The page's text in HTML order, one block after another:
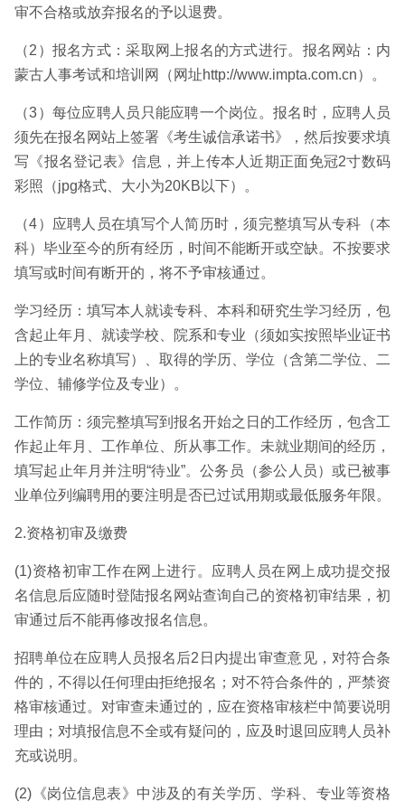
审不合格或放弃报名的予以退费。
（2）报名方式：采取网上报名的方式进行。报名网站：内
蒙古人事考试和培训网（网址http://www.impta.com.cn）。
（3）每位应聘人员只能应聘一个岗位。报名时，应聘人员
须先在报名网站上签署《考生诚信承诺书》，然后按要求填
写《报名登记表》信息，并上传本人近期正面免冠2寸数码
彩照（jpg格式、大小为20KB以下）。
（4）应聘人员在填写个人简历时，须完整填写从专科（本
科）毕业至今的所有经历，时间不能断开或空缺。不按要求
填写或时间有断开的，将不予审核通过。
学习经历：填写本人就读专科、本科和研究生学习经历，包
含起止年月、就读学校、院系和专业（须如实按照毕业证书
上的专业名称填写）、取得的学历、学位（含第二学位、二
学位、辅修学位及专业）。
工作简历：须完整填写到报名开始之日的工作经历，包含工
作起止年月、工作单位、所从事工作。未就业期间的经历，
填写起止年月并注明“待业”。公务员（参公人员）或已被事
业单位列编聘用的要注明是否已过试用期或最低服务年限。
2.资格初审及缴费
(1)资格初审工作在网上进行。应聘人员在网上成功提交报
名信息后应随时登陆报名网站查询自己的资格初审结果，初
审通过后不能再修改报名信息。
招聘单位在应聘人员报名后2日内提出审查意见，对符合条
件的，不得以任何理由拒绝报名；对不符合条件的，严禁资
格审核通过。对审查未通过的，应在资格审核栏中简要说明
理由；对填报信息不全或有疑问的，应及时退回应聘人员补
充或说明。
(2)《岗位信息表》中涉及的有关学历、学科、专业等资格